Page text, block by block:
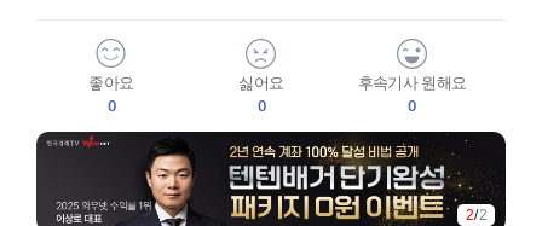
좋아요
0
싫어요
0
후속기사 원해요
0
1/2